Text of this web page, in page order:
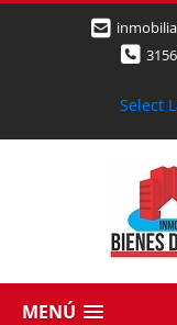
Select
MENÚ